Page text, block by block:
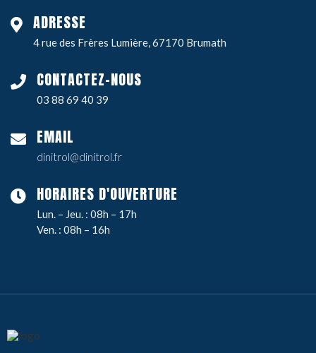
ADRESSE
4 rue des Frères Lumière, 67170 Brumath
CONTACTEZ-NOUS
03 88 69 40 39
EMAIL
dinitrol@dinitrol.fr
HORAIRES D'OUVERTURE
Lun. – Jeu. : 08h – 17h
Ven. : 08h – 16h